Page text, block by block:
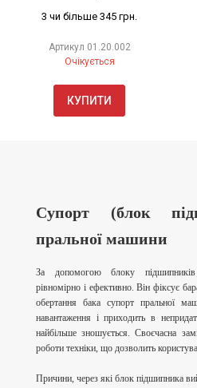
3 чи більше 345 грн.
Артикул 01.20.002
Очікується
КУПИТИ
Супорт (блок
пральної машини
За допомогою блоку
рівномірно і ефективно. Він фіксує
обертання бака супорт пральної
навантаження і приходить в
найбільше зношується. Своєчасна
роботи техніки, що дозволить
Причини, через які блок підшипника